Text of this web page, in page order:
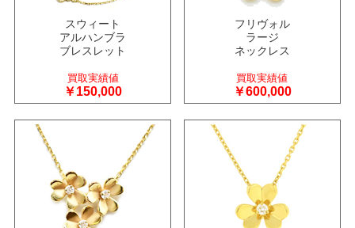
スウィート
アルハンブラ
ブレスレット
買取実績値
￥150,000
フリヴォル
ラージ
ネックレス
買取実績値
￥600,000